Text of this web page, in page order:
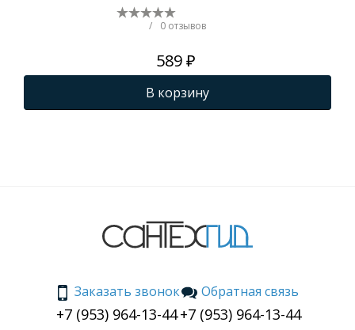
/ 0 отзывов
589 ₽
В корзину
Заказать звонок
+7 (953) 964-13-44
Обратная связь
+7 (953) 964-13-44